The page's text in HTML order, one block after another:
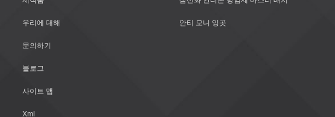
우리에 대해
문의하기
블로그
사이트 맵
Xml
안티 모니 잉곳